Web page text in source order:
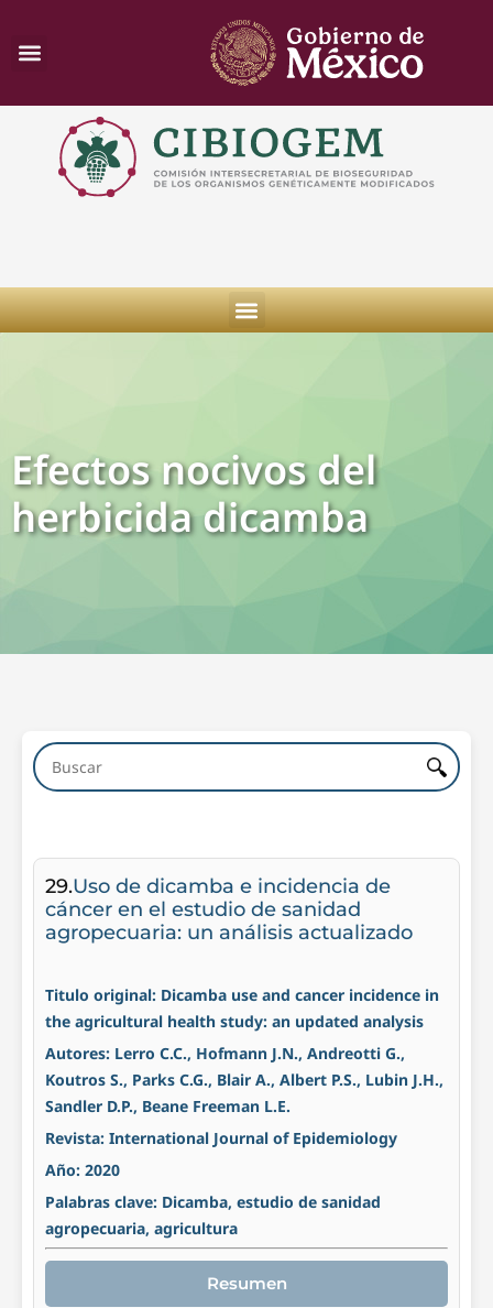
Efectos nocivos del
herbicida dicamba
29.Uso de dicamba e incidencia de
cáncer en el estudio de sanidad
agropecuaria: un análisis actualizado
Titulo original: Dicamba use and cancer incidence in
the agricultural health study: an updated analysis
Autores: Lerro C.C., Hofmann J.N., Andreotti G.,
Koutros S., Parks C.G., Blair A., Albert P.S., Lubin J.H.,
Sandler D.P., Beane Freeman L.E.
Revista: International Journal of Epidemiology
Año: 2020
Palabras clave: Dicamba, estudio de sanidad
agropecuaria, agricultura
Resumen